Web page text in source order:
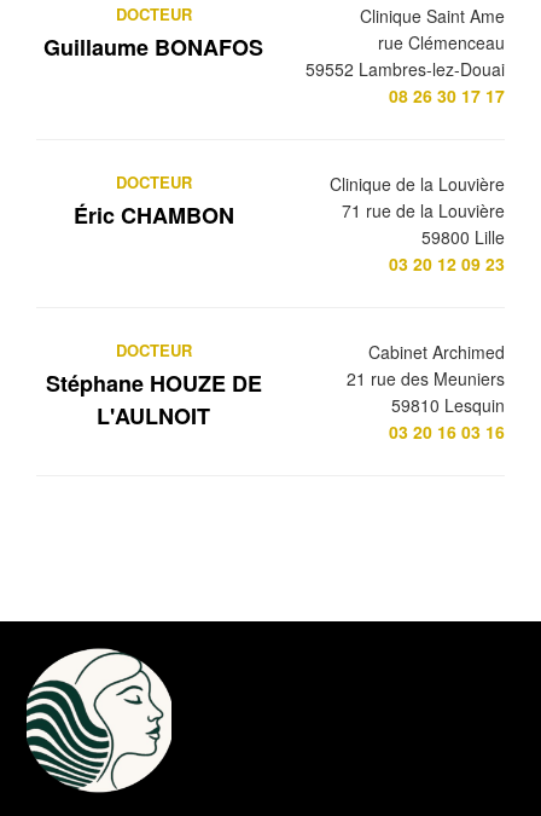
DOCTEUR
Guillaume BONAFOS
Clinique Saint Ame
rue Clémenceau
59552 Lambres-lez-Douai
08 26 30 17 17
DOCTEUR
Éric CHAMBON
Clinique de la Louvière
71 rue de la Louvière
59800 Lille
03 20 12 09 23
DOCTEUR
Stéphane HOUZE DE
L'AULNOIT
Cabinet Archimed
21 rue des Meuniers
59810 Lesquin
03 20 16 03 16